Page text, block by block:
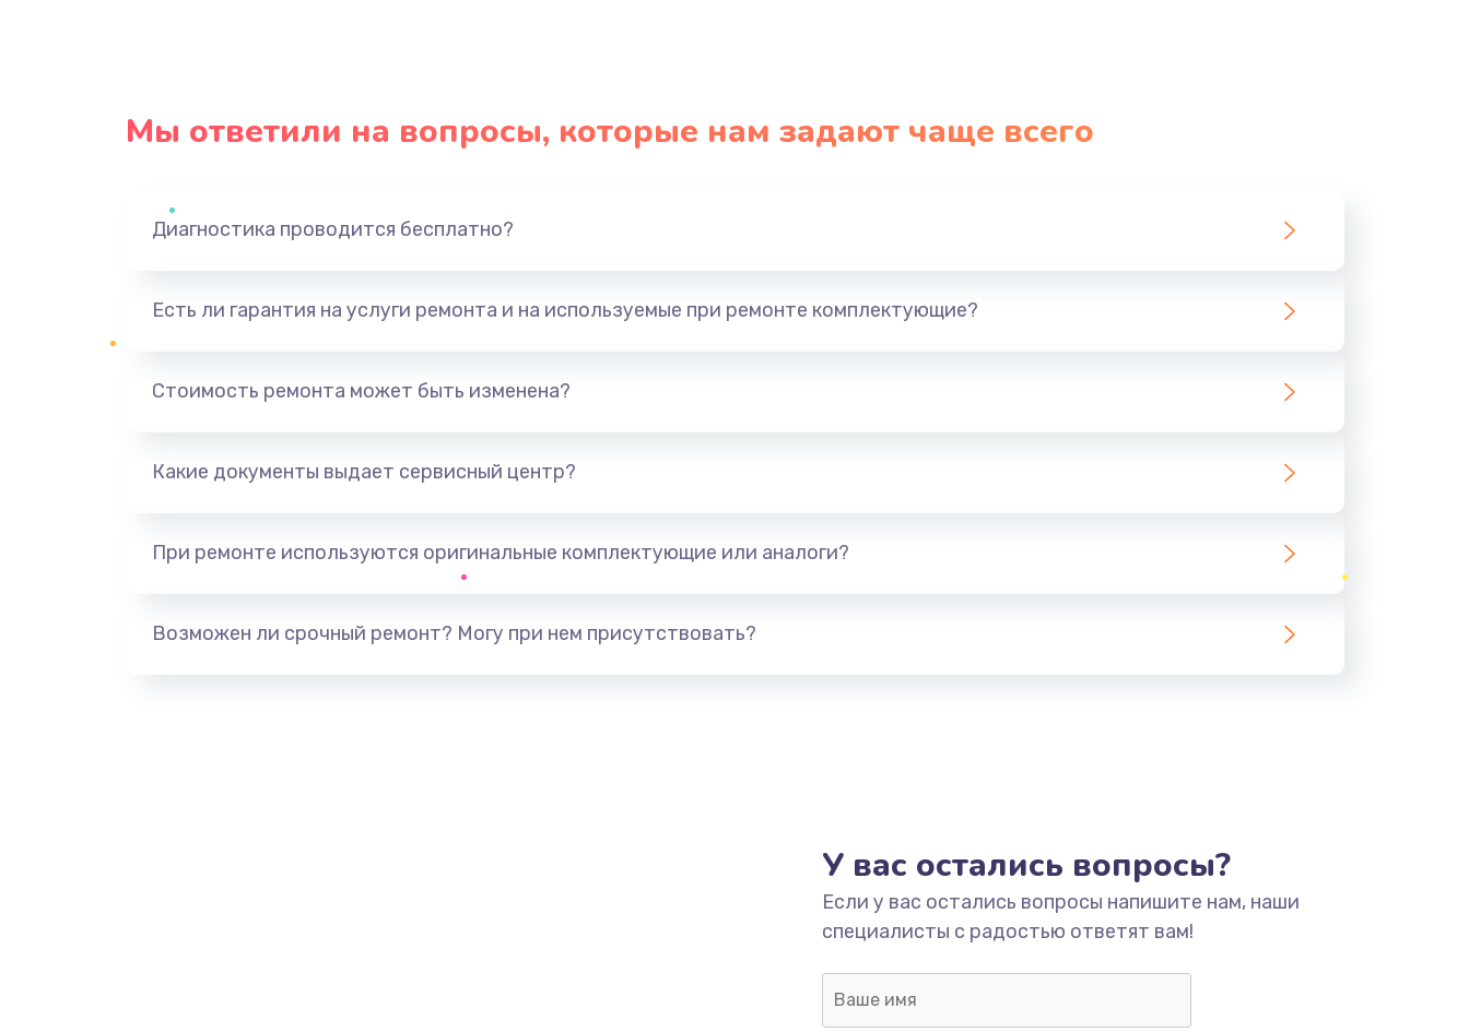
Мы ответили на вопросы, которые нам задают чаще всего
Диагностика проводится бесплатно?
Есть ли гарантия на услуги ремонта и на используемые при ремонте комплектующие?
Стоимость ремонта может быть изменена?
Какие документы выдает сервисный центр?
При ремонте используются оригинальные комплектующие или аналоги?
Возможен ли срочный ремонт? Могу при нем присутствовать?
У вас остались вопросы?
Если у вас остались вопросы напишите нам, наши
специалисты с радостью ответят вам!